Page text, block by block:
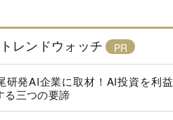
トレンドウォッチ
研発AI企業に取材！AI投資を利益
る三つの要諦